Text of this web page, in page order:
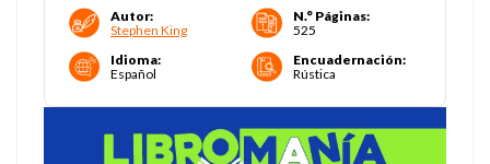
Autor:
Stephen King
N.° Páginas:
525
Idioma:
Español
Encuadernación:
Rústica